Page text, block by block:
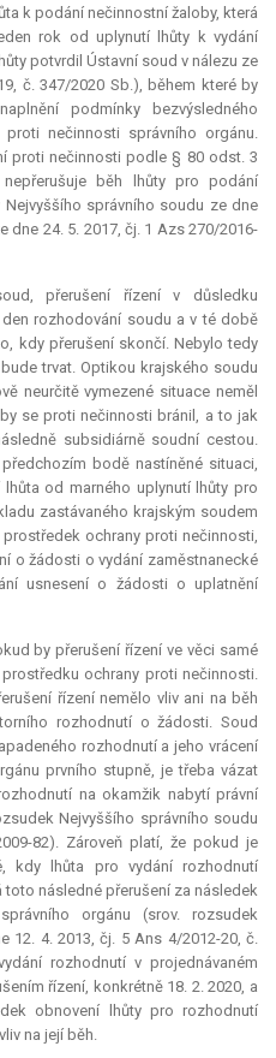
k podání nečinnostní žaloby, která
rok od uplynutí lhůty k vydání
potvrdil Ústavní soud v nálezu ze
č. 347/2020 Sb.), během které by
podmínky bezvýsledného
nečinnosti správního orgánu.
proti nečinnosti podle § 80 odst. 3
běh lhůty pro podání
správního soudu ze dne
dne 24. 5. 2017, čj. 1 Azs 270/2016-
přerušení řízení v důsledku
rozhodování soudu a v té době
kdy přerušení skončí. Nebylo tedy
trvat. Optikou krajského soudu
neurčitě vymezené situace neměl
se proti nečinnosti bránil, a to jak
subsidiárně soudní cestou.
bodě nastíněné situaci,
od marného uplynutí lhůty pro
zastávaného krajským soudem
ochrany proti nečinnosti,
o žádosti o vydání zaměstnanecké
usnesení o žádosti o uplatnění
by přerušení řízení ve věci samé
ochrany proti nečinnosti.
řízení nemělo vliv ani na běh
rozhodnutí o žádosti. Soud
rozhodnutí a jeho vrácení
prvního stupně, je třeba vázat
na okamžik nabytí právní
Nejvyššího správního soudu
82). Zároveň platí, že pokud je
kdy lhůta pro vydání rozhodnutí
toto následné přerušení za následek
orgánu (srov. rozsudek
12. 4. 2013, čj. 5 Ans 4/2012-20, č.
rozhodnutí v projednávaném
řízení, konkrétně 18. 2. 2020, a
obnovení lhůty pro rozhodnutí
na její běh.